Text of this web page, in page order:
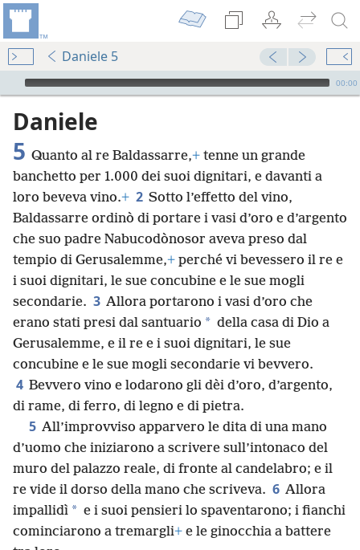
Daniele 5
Audio Player
00:00
Daniele
5 Quanto al re Baldassarre,+ tenne un grande
banchetto per 1.000 dei suoi dignitari, e davanti a
loro beveva vino.+ 2 Sotto l’effetto del vino,
Baldassarre ordinò di portare i vasi d’oro e d’argento
che suo padre Nabucodònosor aveva preso dal
tempio di Gerusalemme,+ perché vi bevessero il re e
i suoi dignitari, le sue concubine e le sue mogli
secondarie. 3 Allora portarono i vasi d’oro che
erano stati presi dal santuario * della casa di Dio a
Gerusalemme, e il re e i suoi dignitari, le sue
concubine e le sue mogli secondarie vi bevvero.
4 Bevvero vino e lodarono gli dèi d’oro, d’argento,
di rame, di ferro, di legno e di pietra.
5 All’improvviso apparvero le dita di una mano
d’uomo che iniziarono a scrivere sull’intonaco del
muro del palazzo reale, di fronte al candelabro; e il
re vide il dorso della mano che scriveva. 6 Allora
impallidì * e i suoi pensieri lo spaventarono; i fianchi
cominciarono a tremargli+ e le ginocchia a battere